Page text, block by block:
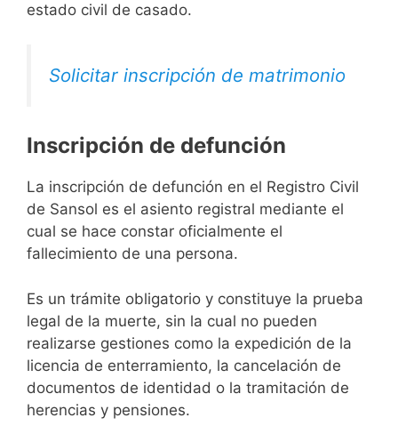
estado civil de casado.
Solicitar inscripción de matrimonio
Inscripción de defunción
La inscripción de defunción en el Registro Civil
de Sansol es el asiento registral mediante el
cual se hace constar oficialmente el
fallecimiento de una persona.
Es un trámite obligatorio y constituye la prueba
legal de la muerte, sin la cual no pueden
realizarse gestiones como la expedición de la
licencia de enterramiento, la cancelación de
documentos de identidad o la tramitación de
herencias y pensiones.